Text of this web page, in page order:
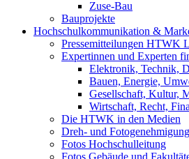
Zuse-Bau
Bauprojekte
Hochschulkommunikation &
Pressemitteilungen HTWK
Expertinnen und Experten
Elektronik, Technik,
Bauen, Energie,
Gesellschaft, Kultur,
Wirtschaft, Recht,
Die HTWK in den Medien
Dreh- und
Fotos Hochschulleitung
Fotos Gebäude und